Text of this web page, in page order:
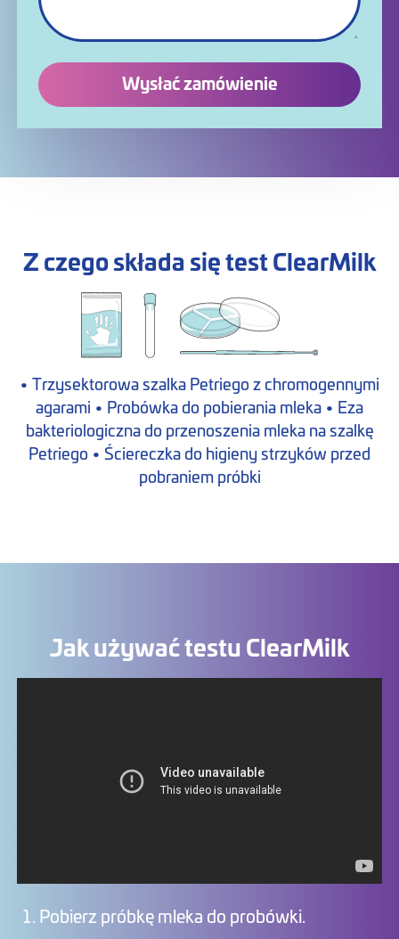
Wysłać zamówienie
Z czego składa się test ClearMilk
• Trzysektorowa szalka Petriego z chromogennymi
agarami • Probówka do pobierania mleka • Eza
bakteriologiczna do przenoszenia mleka na szalkę
Petriego • Ściereczka do higieny strzyków przed
pobraniem próbki
Jak używać testu ClearMilk
Pobierz próbkę mleka do probówki.